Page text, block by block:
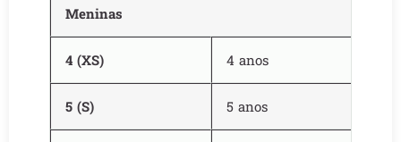
Meninas
4 (XS) 4 anos
5 (S) 5 anos